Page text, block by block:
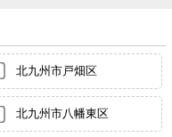
北九州市戸畑区
北九州市八幡東区